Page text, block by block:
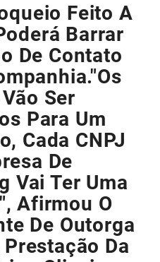
Feito A
Barrar
De Contato
Ser
Para Um
Cada CNPJ
De
Vai Ter Uma
Afirmou O
De Outorga
Da